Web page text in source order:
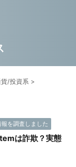
/投資系 >
を調査しました
は詐欺？実態